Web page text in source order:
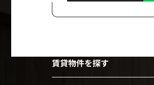
賃貸物件を探す